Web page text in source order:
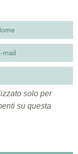
solo per
su questa